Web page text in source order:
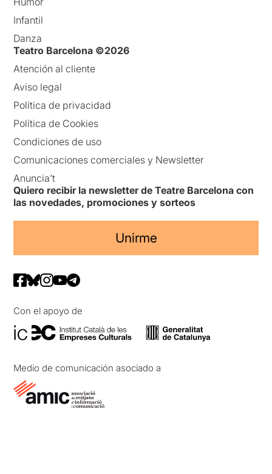
Infantil
Danza
Teatro Barcelona ©2026
Atención al cliente
Aviso legal
Política de privacidad
Política de Cookies
Condiciones de uso
Comunicaciones comerciales y Newsletter
Anuncia’t
Quiero recibir la newsletter de Teatre Barcelona con
las novedades, promociones y sorteos
Unirme
Con el apoyo de
Medio de comunicación asociado a